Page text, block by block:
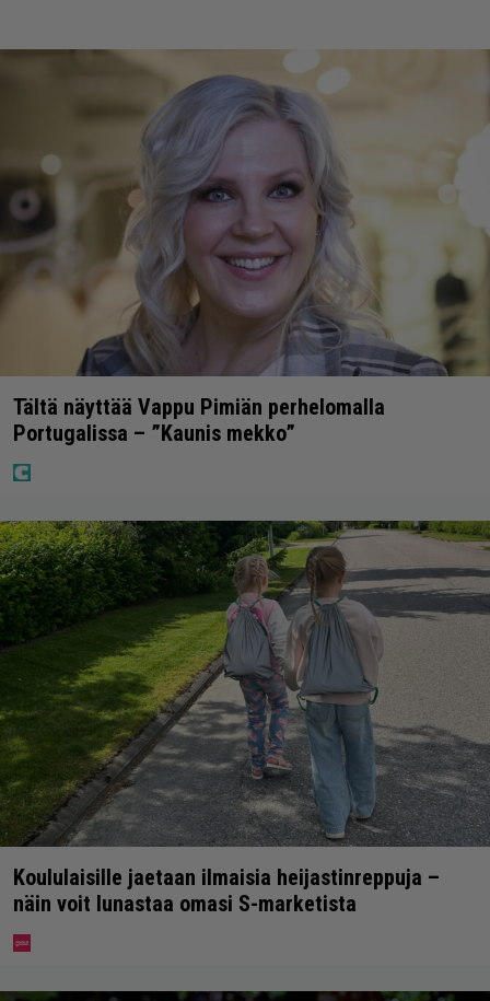
Tältä näyttää Vappu Pimiän perhelomalla
Portugalissa – ”Kaunis mekko”
Koululaisille jaetaan ilmaisia heijastinreppuja –
näin voit lunastaa omasi S-marketista